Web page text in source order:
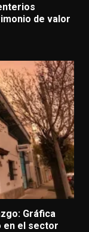
de valor
Gráfica
en el sector